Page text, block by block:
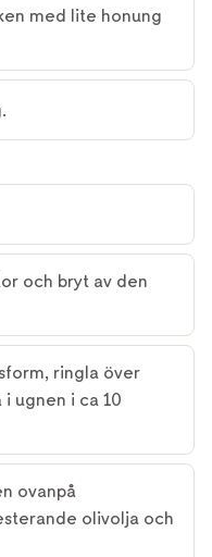
med lite honung
och bryt av den
ringla över
ugnen i ca 10
ovanpå
olivolja och